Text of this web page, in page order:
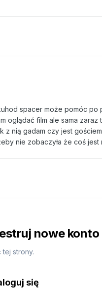
spacer może pomóc po
oglądać film ale sama zaraz
z nią gadam czy jest
nie zobaczyła że coś jest
nowe konto
strony.
się